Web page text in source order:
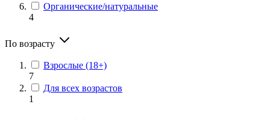
Органические/натуральные
4
По возрасту
Взрослые (18+)
7
Для всех возрастов
1